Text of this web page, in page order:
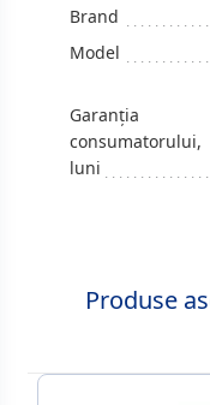
Brand
Model
Garanția
consumatorului,
luni
Produse